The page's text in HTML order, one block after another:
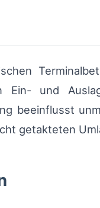
Ein- und
beeinflusst
getakteten